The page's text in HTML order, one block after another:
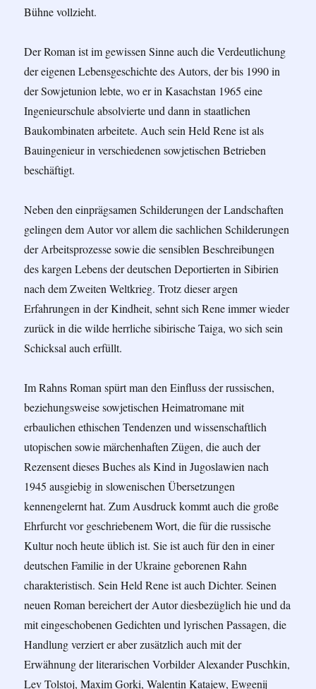
Bühne vollzieht.
Der Roman ist im gewissen Sinne auch die Verdeutlichung
der eigenen Lebensgeschichte des Autors, der bis 1990 in
der Sowjetunion lebte, wo er in Kasachstan 1965 eine
Ingenieurschule absolvierte und dann in staatlichen
Baukombinaten arbeitete. Auch sein Held Rene ist als
Bauingenieur in verschiedenen sowjetischen Betrieben
beschäftigt.
Neben den einprägsamen Schilderungen der Landschaften
gelingen dem Autor vor allem die sachlichen Schilderungen
der Arbeitsprozesse sowie die sensiblen Beschreibungen
des kargen Lebens der deutschen Deportierten in Sibirien
nach dem Zweiten Weltkrieg. Trotz dieser argen
Erfahrungen in der Kindheit, sehnt sich Rene immer wieder
zurück in die wilde herrliche sibirische Taiga, wo sich sein
Schicksal auch erfüllt.
Im Rahns Roman spürt man den Einfluss der russischen,
beziehungsweise sowjetischen Heimatromane mit
erbaulichen ethischen Tendenzen und wissenschaftlich
utopischen sowie märchenhaften Zügen, die auch der
Rezensent dieses Buches als Kind in Jugoslawien nach
1945 ausgiebig in slowenischen Übersetzungen
kennengelernt hat. Zum Ausdruck kommt auch die große
Ehrfurcht vor geschriebenem Wort, die für die russische
Kultur noch heute üblich ist. Sie ist auch für den in einer
deutschen Familie in der Ukraine geborenen Rahn
charakteristisch. Sein Held Rene ist auch Dichter. Seinen
neuen Roman bereichert der Autor diesbezüglich hie und da
mit eingeschobenen Gedichten und lyrischen Passagen, die
Handlung verziert er aber zusätzlich auch mit der
Erwähnung der literarischen Vorbilder Alexander Puschkin,
Lev Tolstoj, Maxim Gorki, Walentin Katajew, Ewgenij